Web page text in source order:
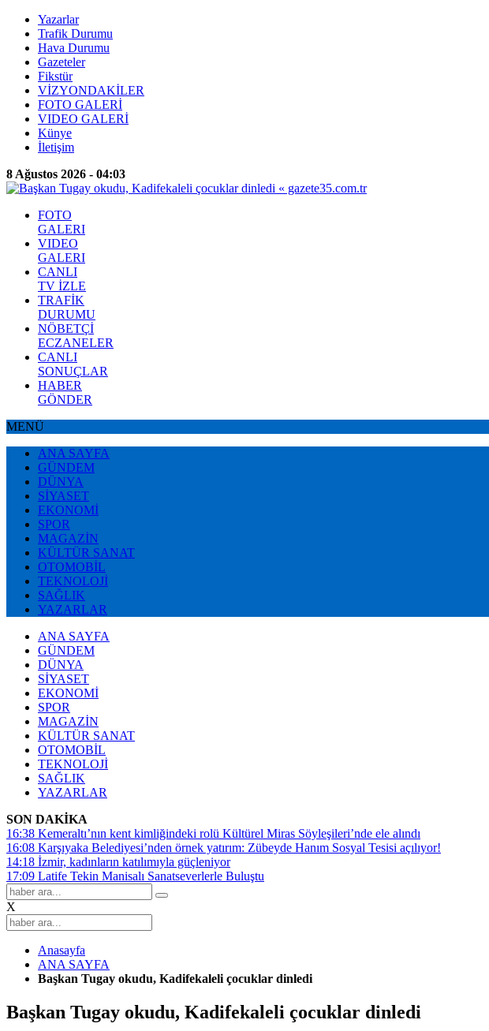
Yazarlar
Trafik Durumu
Hava Durumu
Gazeteler
Fikstür
VİZYONDAKİLER
FOTO GALERİ
VIDEO GALERİ
Künye
İletişim
8 Ağustos 2026 - 04:03
FOTO
GALERI
VIDEO
GALERI
CANLI
TV İZLE
TRAFİK
DURUMU
NÖBETÇİ
ECZANELER
CANLI
SONUÇLAR
HABER
GÖNDER
MENÜ
ANA SAYFA
GÜNDEM
DÜNYA
SİYASET
EKONOMİ
SPOR
MAGAZİN
KÜLTÜR SANAT
OTOMOBİL
TEKNOLOJİ
SAĞLIK
YAZARLAR
ANA SAYFA
GÜNDEM
DÜNYA
SİYASET
EKONOMİ
SPOR
MAGAZİN
KÜLTÜR SANAT
OTOMOBİL
TEKNOLOJİ
SAĞLIK
YAZARLAR
SON DAKİKA
16:38 Kemeraltı’nın kent kimliğindeki rolü Kültürel Miras Söyleşileri’nde ele alındı
16:08 Karşıyaka Belediyesi’nden örnek yatırım: Zübeyde Hanım Sosyal Tesisi açılıyor!
14:18 İzmir, kadınların katılımıyla güçleniyor
17:09 Latife Tekin Manisalı Sanatseverlerle Buluştu
X
Anasayfa
ANA SAYFA
Başkan Tugay okudu, Kadifekaleli çocuklar dinledi
Başkan Tugay okudu, Kadifekaleli çocuklar dinledi